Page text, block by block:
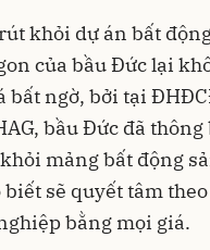
khỏi dự án bất
của bầu Đức lại
bất ngờ, bởi tại
bầu Đức đã
mảng bất động
biết sẽ quyết tâm
bằng mọi giá.